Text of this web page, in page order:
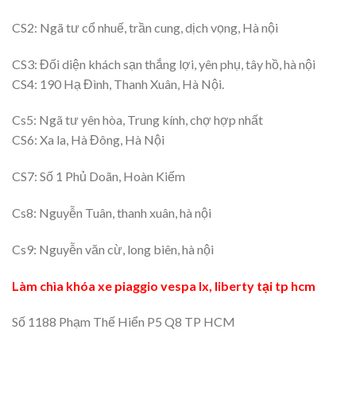
CS2: Ngã tư cổ nhuế, trần cung, dịch vọng, Hà nội
CS3: Đối diện khách sạn thắng lợi, yên phụ, tây hồ, hà nội
CS4: 190 Hạ Đình, Thanh Xuân, Hà Nội.
Cs5: Ngã tư yên hòa, Trung kính, chợ hợp nhất
CS6: Xa la, Hà Đông, Hà Nội
CS7: Số 1 Phủ Doãn, Hoàn Kiếm
Cs8: Nguyễn Tuân, thanh xuân, hà nội
Cs9: Nguyễn văn cừ, long biên, hà nội
Làm chìa khóa xe piaggio vespa lx, liberty tại tp hcm
Số 1188 Phạm Thế Hiển P5 Q8 TP HCM